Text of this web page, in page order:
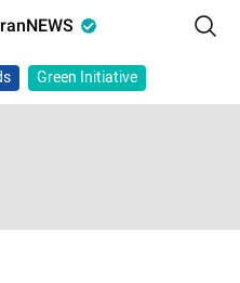
Green Initiative